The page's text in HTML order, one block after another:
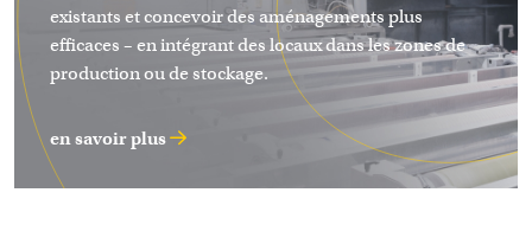
existants et concevoir des aménagements plus
efficaces – en intégrant des locaux dans les zones de
production ou de stockage.
en savoir plus